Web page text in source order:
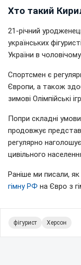
Хто такий
21-річний
українських
України в
Спортсмен є
Європи, а також
зимові Олімпійські
Попри складні
продовжує
регулярно
цивільного
Раніше ми писали, як
гімну РФ на Євро з
фігурист Херсон